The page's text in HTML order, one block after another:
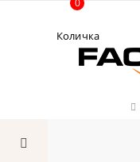
Количка
0